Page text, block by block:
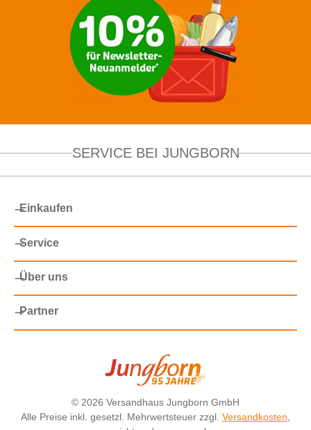
SERVICE BEI JUNGBORN
Einkaufen
Service
Über uns
Partner
© 2026 Versandhaus Jungborn GmbH
Alle Preise inkl. gesetzl. Mehrwertsteuer zzgl. Versandkosten